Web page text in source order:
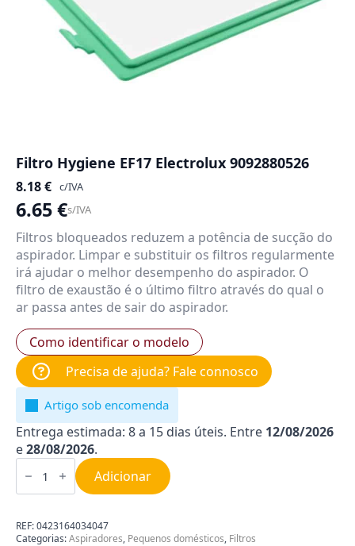
Filtro Hygiene EF17 Electrolux 9092880526
8.18€ c/IVA
6.65€s/IVA
Filtros bloqueados reduzem a potência de sucção do
aspirador. Limpar e substituir os filtros regularmente
irá ajudar o melhor desempenho do aspirador. O
filtro de exaustão é o último filtro através do qual o
ar passa antes de sair do aspirador.
Como identificar o modelo
Precisa de ajuda? Fale connosco
Artigo sob encomenda
Entrega estimada: 8 a 15 dias úteis. Entre 12/08/2026
e28/08/2026.
Quantidade
de
Hygiene
Electrolux
9092880526
Adicionar
REF:0423164034047
Categorias:Aspiradores, Pequenos domésticos, Filtros